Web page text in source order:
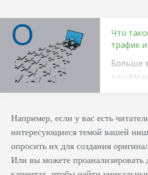
Что
трафик
Больше
нашем
вводит
Например, если у вас есть
интересующиеся темой вашей
опросить их для создания
Или вы можете проанализировать